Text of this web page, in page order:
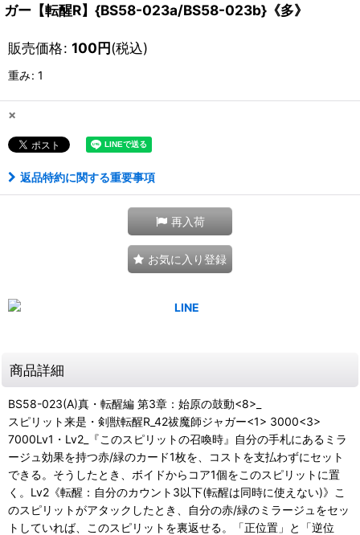
ガー【転醒R】{BS58-023a/BS58-023b}《多》
販売価格: 100円(税込)
重み: 1
×
返品特約に関する重要事項
再入荷
お気に入り登録
商品詳細
BS58-023(A)真・転醒編 第3章：始原の鼓動<8>_
スピリット来是・剣獣転醒R_42祓魔師ジャガー<1> 3000<3>
7000Lv1・Lv2_『このスピリットの召喚時』自分の手札にあるミラ
ージュ効果を持つ赤/緑のカード1枚を、コストを支払わずにセット
できる。そうしたとき、ボイドからコア1個をこのスピリットに置
く。Lv2《転醒：自分のカウント3以下(転醒は同時に使えない)》こ
のスピリットがアタックしたとき、自分の赤/緑のミラージュをセッ
トしていれば、このスピリットを裏返せる。「正位置」と「逆位